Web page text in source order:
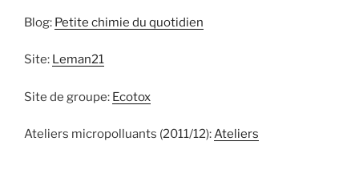
Blog: Petite chimie du quotidien
Site: Leman21
Site de groupe: Ecotox
Ateliers micropolluants (2011/12):Ateliers